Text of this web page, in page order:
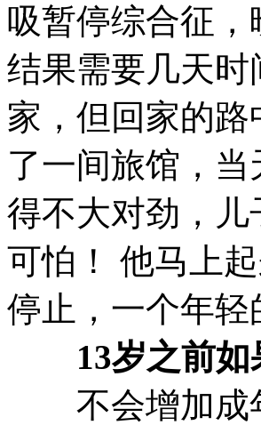
吸暂停综合征
结果需要几天
家，但回家的
了一间旅馆，
得不大对劲，
可怕！ 他马上
停止，一个年
13岁之前如
不会增加成年